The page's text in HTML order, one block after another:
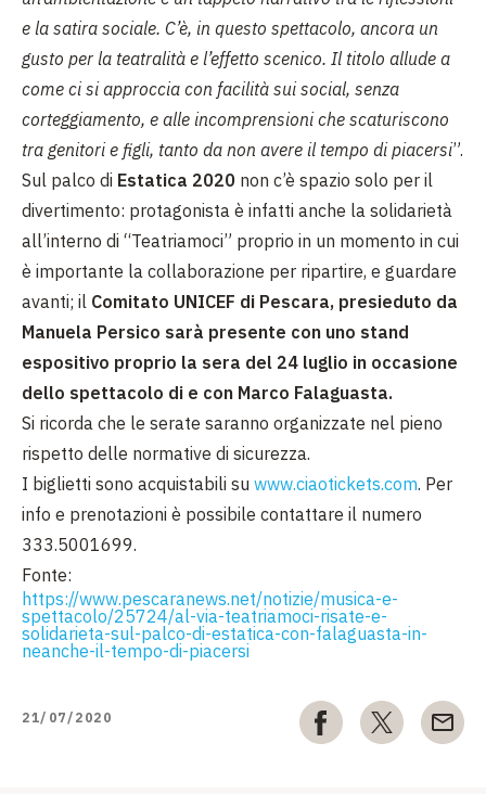
e la satira sociale. C’è, in questo spettacolo, ancora un
gusto per la teatralità e l’effetto scenico. Il titolo allude a
come ci si approccia con facilità sui social, senza
corteggiamento, e alle incomprensioni che scaturiscono
tra genitori e figli, tanto da non avere il tempo di piacersi”.
Sul palco di Estatica 2020 non c’è spazio solo per il
divertimento: protagonista è infatti anche la solidarietà
all’interno di “Teatriamoci” proprio in un momento in cui
è importante la collaborazione per ripartire, e guardare
avanti; il Comitato UNICEF di Pescara, presieduto da
Manuela Persico sarà presente con uno stand
espositivo proprio la sera del 24 luglio in occasione
dello spettacolo di e con Marco Falaguasta.
Si ricorda che le serate saranno organizzate nel pieno
rispetto delle normative di sicurezza.
I biglietti sono acquistabili su www.ciaotickets.com. Per
info e prenotazioni è possibile contattare il numero
333.5001699.
Fonte:
https://www.pescaranews.net/notizie/musica-e-
spettacolo/25724/al-via-teatriamoci-risate-e-
solidarieta-sul-palco-di-estatica-con-falaguasta-in-
neanche-il-tempo-di-piacersi
21/07/2020